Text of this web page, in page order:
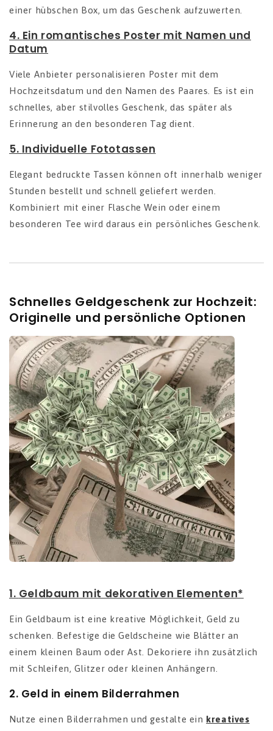
einer hübschen Box, um das Geschenk aufzuwerten.
4. Ein romantisches Poster mit Namen und
Datum
Viele Anbieter personalisieren Poster mit dem
Hochzeitsdatum und den Namen des Paares. Es ist ein
schnelles, aber stilvolles Geschenk, das später als
Erinnerung an den besonderen Tag dient.
5. Individuelle Fototassen
Elegant bedruckte Tassen können oft innerhalb weniger
Stunden bestellt und schnell geliefert werden.
Kombiniert mit einer Flasche Wein oder einem
besonderen Tee wird daraus ein persönliches Geschenk.
Schnelles Geldgeschenk zur Hochzeit:
Originelle und persönliche Optionen
1. Geldbaum mit dekorativen Elementen*
Ein Geldbaum ist eine kreative Möglichkeit, Geld zu
schenken. Befestige die Geldscheine wie Blätter an
einem kleinen Baum oder Ast. Dekoriere ihn zusätzlich
mit Schleifen, Glitzer oder kleinen Anhängern.
2. Geld in einem Bilderrahmen
Nutze einen Bilderrahmen und gestalte ein kreatives